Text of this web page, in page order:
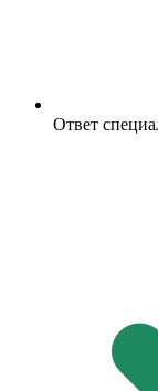
Ответ